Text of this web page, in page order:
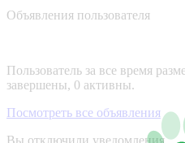
Объявления пользователя
Пользователь за все время
завершены, 0 активны.
Посмотреть все объявления
Вы отключили уведомления